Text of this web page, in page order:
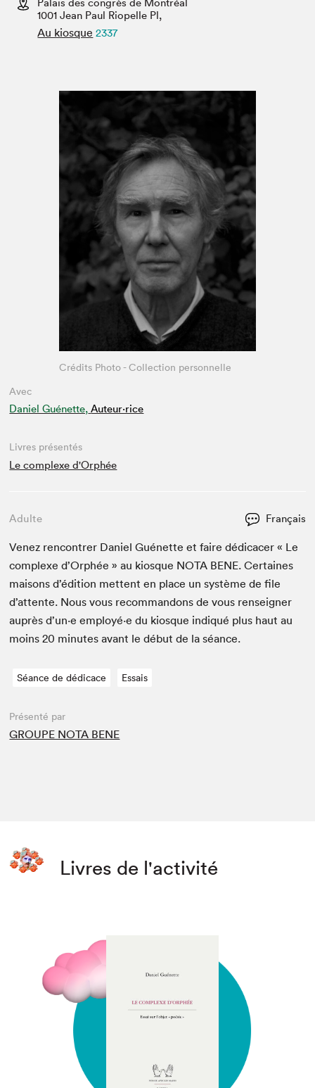
Espace médias
1001 Jean Paul Riopelle Pl,
Au kiosque 2337
Avec
Daniel Guénette, Auteur·rice
Crédits Photo - Collection personnelle
Livres présentés
Le complexe d'Orphée
Adulte Français
Venez ren­con­tr­er Daniel Guénette et faire dédi­cac­er « Le
com­plexe d’Or­phée » au kiosque NOTA BENE. Cer­taines
maisons d’édi­tion met­tent en place un sys­tème de file
d’at­tente. Nous vous recom­man­dons de vous ren­seign­er
auprès d’un·e employé·e du kiosque indiqué plus haut au
moins20 min­utes avant le début de la séance.
Séance de dédicace Essais
Présenté par
GROUPE NOTA BENE
Livres de l'activité